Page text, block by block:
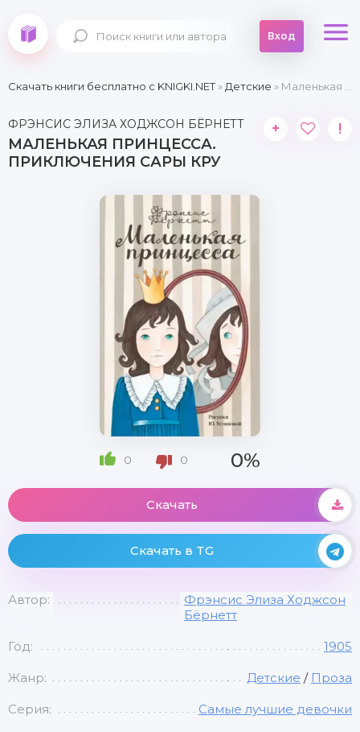
Вход
Скачать книги бесплатно c KNIGKI.NET» Детские » Маленькая принцесса. Приключения Сары Кру
ФРЭНСИС ЭЛИЗА ХОДЖСОН БЁРНЕТТ
МАЛЕНЬКАЯ ПРИНЦЕССА.
ПРИКЛЮЧЕНИЯ САРЫ КРУ
+ !
0 0 0%
Скачать
Скачать в TG
Автор:
Фрэнсис Элиза Ходжсон
Бёрнетт
Год: 1905
Жанр: Детские / Проза
Серия: Самые лучшие девочки